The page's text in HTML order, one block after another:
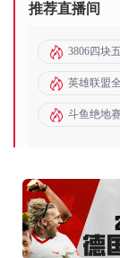
推荐直播间
3806四块五
英雄联盟
斗鱼绝地